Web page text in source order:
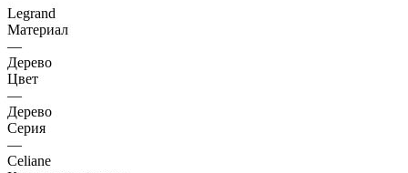
Legrand
Материал
—
Дерево
Цвет
—
Дерево
Серия
—
Celiane